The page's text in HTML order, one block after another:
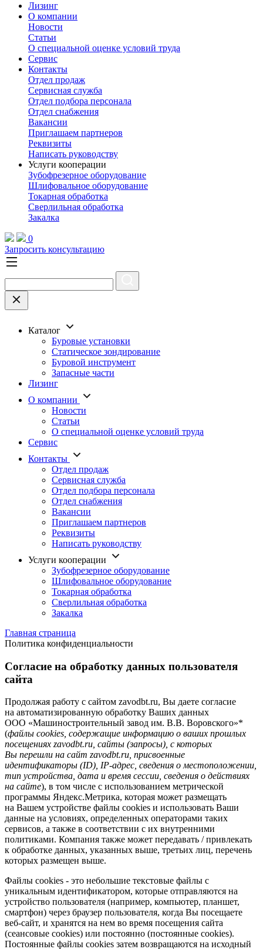
Лизинг
О компании
Новости
Статьи
О специальной оценке условий труда
Сервис
Контакты
Отдел продаж
Сервисная служба
Отдел подбора персонала
Отдел снабжения
Вакансии
Приглашаем партнеров
Реквизиты
Написать руководству
Услуги кооперации
Зубофрезерное оборудование
Шлифовальное оборудование
Токарная обработка
Cверлильная обработка
Закалка
0
Запросить консультацию
Каталог
Буровые установки
Статическое зондирование
Буровой инструмент
Запасные части
Лизинг
О компании
Новости
Статьи
О специальной оценке условий труда
Сервис
Контакты
Отдел продаж
Сервисная служба
Отдел подбора персонала
Отдел снабжения
Вакансии
Приглашаем партнеров
Реквизиты
Написать руководству
Услуги кооперации
Зубофрезерное оборудование
Шлифовальное оборудование
Токарная обработка
Cверлильная обработка
Закалка
Главная страница
Политика конфиденциальности
Согласие на обработку данных пользователя
сайта
Продолжая работу с сайтом zavodbt.ru, Вы даете согласие
на автоматизированную обработку Ваших данных
ООО «Машиностроительный завод им. В.В. Воровского»*
(файлы cookies, содержащие информацию о ваших прошлых
посещениях zavodbt.ru, сайты (запросы), с которых
Вы перешли на сайт zavodbt.ru, присвоенные
идентификаторы (ID), IP-адрес, сведения о местоположении,
тип устройства, дата и время сессии, сведения о действиях
на сайте), в том числе с использованием метрической
программы Яндекс.Метрика, которая может размещать
на Вашем устройстве файлы cookies и использовать Ваши
данные на условиях, определенных операторами таких
сервисов, а также в соответствии с их внутренними
политиками. Компания также может передавать / привлекать
к обработке данных, указанных выше, третьих лиц, перечень
которых размещен выше.
Файлы cookies - это небольшие текстовые файлы с
уникальным идентификатором, которые отправляются на
устройство пользователя (например, компьютер, планшет,
смартфон) через браузер пользователя, когда Вы посещаете
веб-сайт, и хранятся на нем во время посещения сайта
(сеансовые cookies) или постоянно (постоянные cookies).
Постоянные файлы cookies затем возвращаются на исходный